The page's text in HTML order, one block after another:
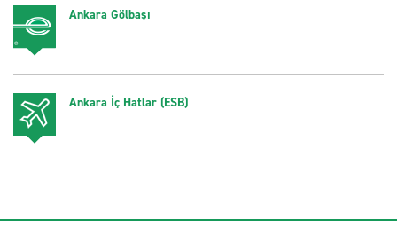
Ankara Gölbaşı
Ankara İç Hatlar (ESB)